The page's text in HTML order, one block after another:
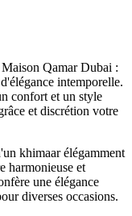
Qamar Dubai :
intemporelle.
confort et un style
et discrétion votre
khimaar élégamment
harmonieuse et
une élégance
diverses occasions.